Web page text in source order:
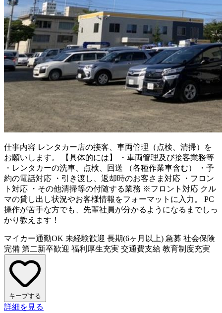
仕事内容 レンタカー店の接客、車両管理（点検、清掃）を
お願いします。 【具体的には】 ・車両管理及び接客業務等
・レンタカーの洗車、点検、回送 （各種作業車含む） ・予
約の電話対応 ・引き渡し、返却時のお客さま対応 ・フロン
ト対応 ・その他清掃等の付随する業務 ※フロント対応 クル
マの貸し出し状況やお客様情報をフォーマットに入力。 PC
操作が苦手な方でも、先輩社員が分かるようになるまでしっ
かり教えます！
マイカー通勤OK 未経験歓迎 長期(6ヶ月以上) 急募 社会保険
完備 第二新卒歓迎 福利厚生充実 交通費支給 教育制度充実
キープする
詳細を見る